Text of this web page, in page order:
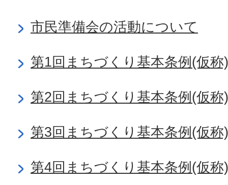
市民準備会の活動について
第1回まちづくり基本条例(仮称
第2回まちづくり基本条例(仮称
第3回まちづくり基本条例(仮称
第4回まちづくり基本条例(仮称